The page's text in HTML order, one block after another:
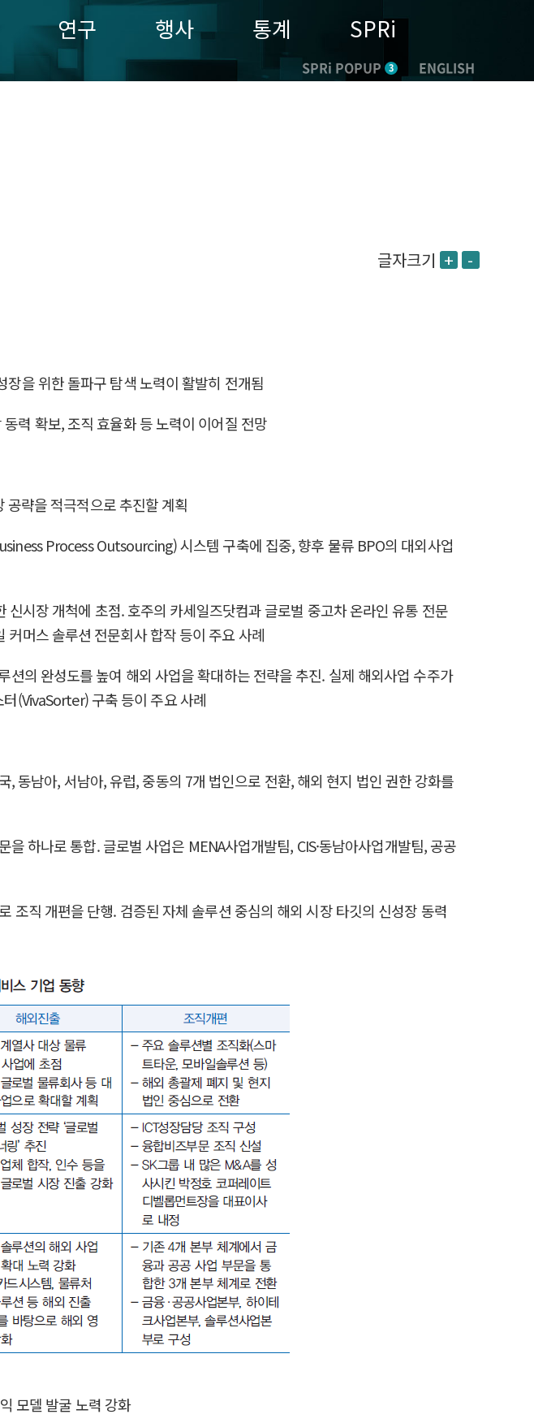
연구 행사 통계 SPRi
SPRi POPUP 3 ENGLISH
글자크기 + -
을 위한 돌파구 탐색 노력이 활발히 전개됨
력 확보, 조직 효율화 등 노력이 이어질 전망
공략을 적극적으로 추진할 계획
Process Outsourcing) 시스템 구축에 집중, 향후 물류 BPO의 대외사업
시장 개척에 초점. 호주의 카세일즈닷컴과 글로벌 중고차 온라인 유통 전문
커머스 솔루션 전문회사 합작 등이 주요 사례
의 완성도를 높여 해외 사업을 확대하는 전략을 추진. 실제 해외사업 수주가
(VivaSorter) 구축 등이 주요 사례
동남아, 서남아, 유럽, 중동의 7개 법인으로 전환, 해외 현지 법인 권한 강화를
하나로 통합. 글로벌 사업은 MENA사업개발팀, CIS·동남아사업개발팀, 공공
조직 개편을 단행. 검증된 자체 솔루션 중심의 해외 시장 타깃의 신성장 동력
모델 발굴 노력 강화